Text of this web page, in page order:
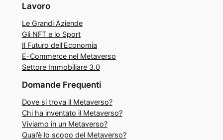
Lavoro
Le Grandi Aziende
Gli NFT e lo Sport
Il Futuro dell’Economia
E-Commerce nel Metaverso
Settore Immobiliare 3.0
Domande Frequenti
Dove si trova il Metaverso?
Chi ha inventato il Metaverso?
Viviamo in un Metaverso?
Qual’è lo scopo del Metaverso?